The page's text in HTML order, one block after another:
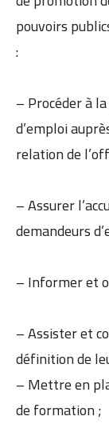
pouvoirs
:
– Procéder à
d’emploi
relation de
– Assurer
demandeurs
– Informer et
– Assister et
définition de
– Mettre en
de formation ;